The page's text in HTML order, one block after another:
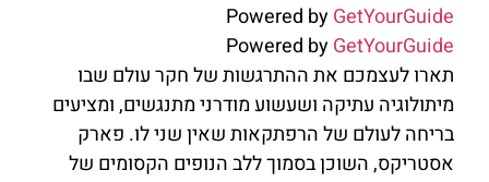
Powered byGetYourGuide
Powered byGetYourGuide
תארו לעצמכם את ההתרגשות של חקר עולם שבו
מיתולוגיה עתיקה ושעשוע מודרני מתנגשים, ומציעים
בריחה לעולם של הרפתקאות שאין שני לו. פארק
אסטריקס, השוכן בסמוך ללב הנופים הקסומים של